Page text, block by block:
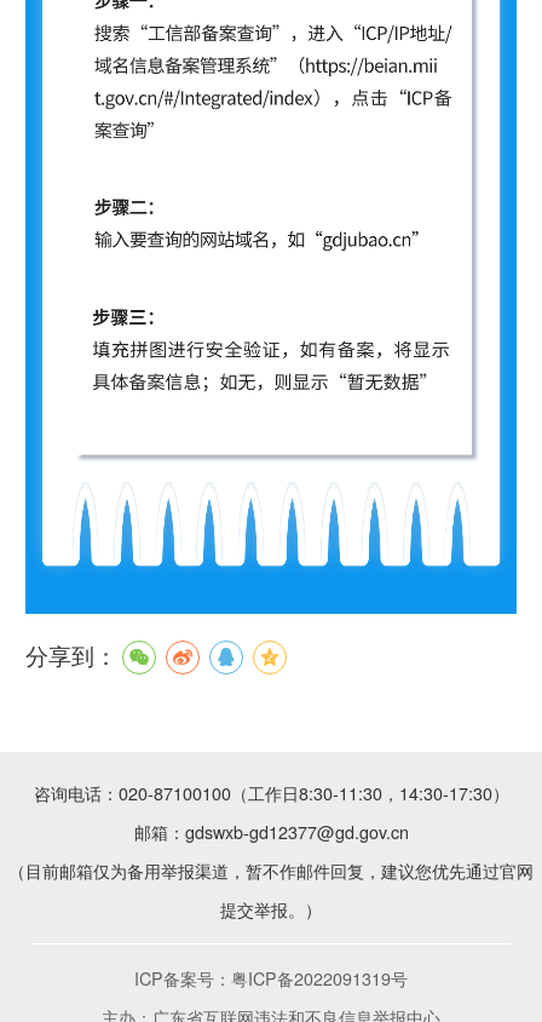
分享到：
咨询电话：020-87100100（工作日8:30-11:30，14:30-17:30）
邮箱：gdswxb-gd12377@gd.gov.cn
（目前邮箱仅为备用举报渠道，暂不作邮件回复，建议您优先通过官网
提交举报。）
ICP备案号： 粤ICP备2022091319号
主办：广东省互联网违法和不良信息举报中心